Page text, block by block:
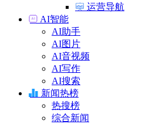
运营导航
AI智能
AI助手
AI图片
AI音视频
AI写作
AI搜索
新闻热榜
热搜榜
综合新闻